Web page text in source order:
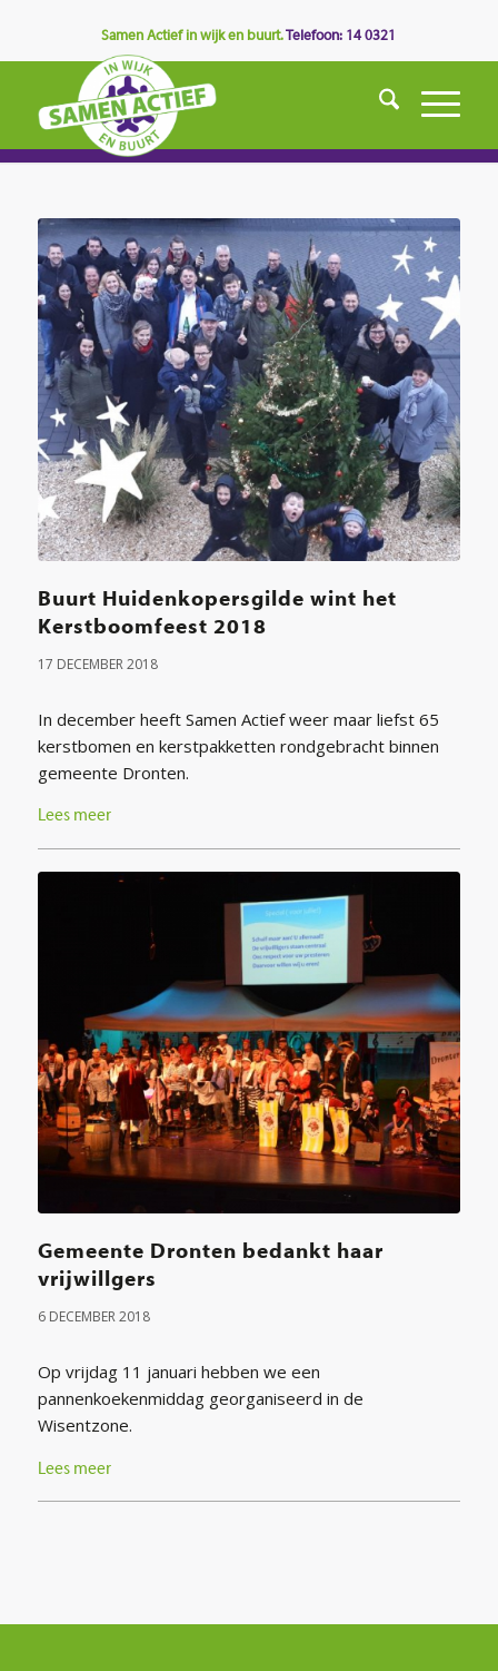
Samen Actief in wijk en buurt.Telefoon: 14 0321
Buurt Huidenkopersgilde wint het
Kerstboomfeest 2018
17 DECEMBER 2018
In december heeft Samen Actief weer maar liefst 65
kerstbomen en kerstpakketten rondgebracht binnen
gemeente Dronten.
Lees meer
Gemeente Dronten bedankt haar
vrijwillgers
6 DECEMBER 2018
Op vrijdag 11 januari hebben we een
pannenkoekenmiddag georganiseerd in de
Wisentzone.
Lees meer